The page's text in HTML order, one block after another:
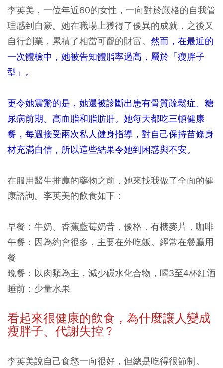
李英美，一位年近60的女性，一向對於嚴格的自我管
理感到自豪。她在職場上獲得了優異的成就，之後又
自行創業，累積了相當可觀的財富。 然而，在最近的
一次體檢中，她被告知體脂率過高，屬於「瘦胖子
型」。
更令她震驚的是，她還被診斷出患有骨質疏鬆症、糖
尿病前期、高血脂和脂肪肝。她每天都吃三頓健康
餐，每週接受兩次私人健身指導，對自己保持苗條身
材充滿自信，所以這些結果令她到困惑與不安。
在服用醫生推薦的藥物之前，她來找我做了全面的健
康諮詢。李英美的飲食如下：
早餐： 牛奶、香蕉藍莓奶昔，優格，有機麥片，咖啡
午餐： 因為約會很多，主要在外吃飯。經常在餐廳用
餐
晚餐： 以肉類為主，減少碳水化合物，喝3至4杯紅酒
睡前： 少量水果
看起來很健康的飲食，為什麼讓人變成
瘦胖子、代謝失控？
李英美說自己食慾一向很好，但總是吃得很節制。